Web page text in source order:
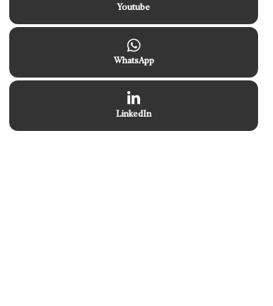
Youtube
WhatsApp
LinkedIn